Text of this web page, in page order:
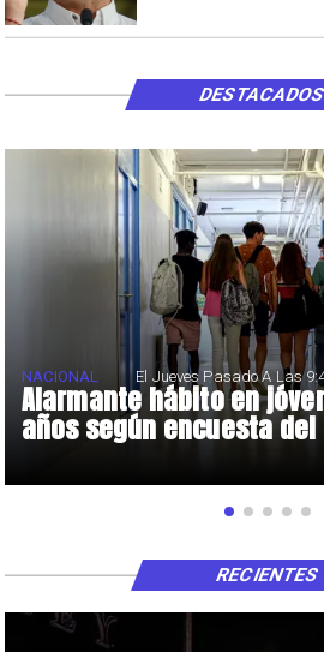
Alarmante hábito en
años según encuesta
NACIONAL El Jueves Pasado A Las
DESTACADOS
RECIENTES